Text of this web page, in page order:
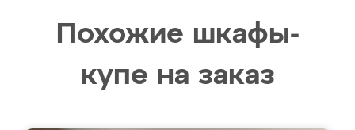
Похожие шкафы-
купе на заказ